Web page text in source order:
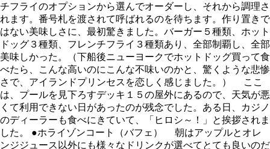
チフライのオプションから選んでオーダーし、それから調理さ
れます。番号札を渡されて呼ばれるのを待ちます。作り置きで
はない美味しさに、最初驚きました。バーガー５種類、ホット
ドッグ３種類、フレンチフライ３種類あり、全部制覇し、全部
美味しかった。（下船後ニューヨークでホットドッグ買って食
べたら、こんな高いのにこんな不味いのかと、驚くような悲惨
さで、アイランドプリンセスを恋しく感じました。） ここ
は、プールを見下ろすデッキ１５の屋外にあるので、天気が悪
くて利用できない日があったのが残念でした。ある日、カジノ
のディーラーも食べにきていて、「ヒロシ～！」と挨拶されま
した。 ●ホライゾンコート（バフェ） 朝はアップルとオレ
ンジジュース以外にも様々なドリンクが選べてとても良いのだ